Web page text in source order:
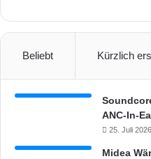
Beliebt Kürzlich
ANC-In-
25. Juli 2026
Midea